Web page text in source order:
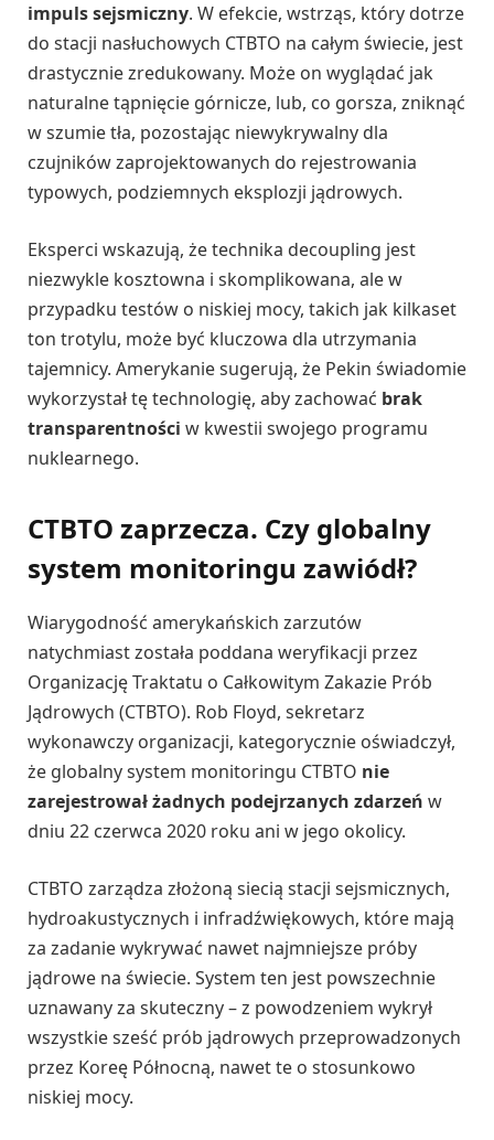
impuls sejsmiczny. W efekcie, wstrząs, który dotrze
do stacji nasłuchowych CTBTO na całym świecie, jest
drastycznie zredukowany. Może on wyglądać jak
naturalne tąpnięcie górnicze, lub, co gorsza, zniknąć
w szumie tła, pozostając niewykrywalny dla
czujników zaprojektowanych do rejestrowania
typowych, podziemnych eksplozji jądrowych.
Eksperci wskazują, że technika decoupling jest
niezwykle kosztowna i skomplikowana, ale w
przypadku testów o niskiej mocy, takich jak kilkaset
ton trotylu, może być kluczowa dla utrzymania
tajemnicy. Amerykanie sugerują, że Pekin świadomie
wykorzystał tę technologię, aby zachować brak
transparentności w kwestii swojego programu
nuklearnego.
CTBTO zaprzecza. Czy globalny
system monitoringu zawiódł?
Wiarygodność amerykańskich zarzutów
natychmiast została poddana weryfikacji przez
Organizację Traktatu o Całkowitym Zakazie Prób
Jądrowych (CTBTO). Rob Floyd, sekretarz
wykonawczy organizacji, kategorycznie oświadczył,
że globalny system monitoringu CTBTO nie
zarejestrował żadnych podejrzanych zdarzeń w
dniu 22 czerwca 2020 roku ani w jego okolicy.
CTBTO zarządza złożoną siecią stacji sejsmicznych,
hydroakustycznych i infradźwiękowych, które mają
za zadanie wykrywać nawet najmniejsze próby
jądrowe na świecie. System ten jest powszechnie
uznawany za skuteczny – z powodzeniem wykrył
wszystkie sześć prób jądrowych przeprowadzonych
przez Koreę Północną, nawet te o stosunkowo
niskiej mocy.